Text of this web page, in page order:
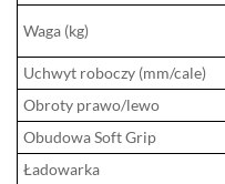
Waga (kg)
Uchwyt roboczy (mm/cale)
Obroty prawo/lewo
Obudowa Soft Grip
Ładowarka